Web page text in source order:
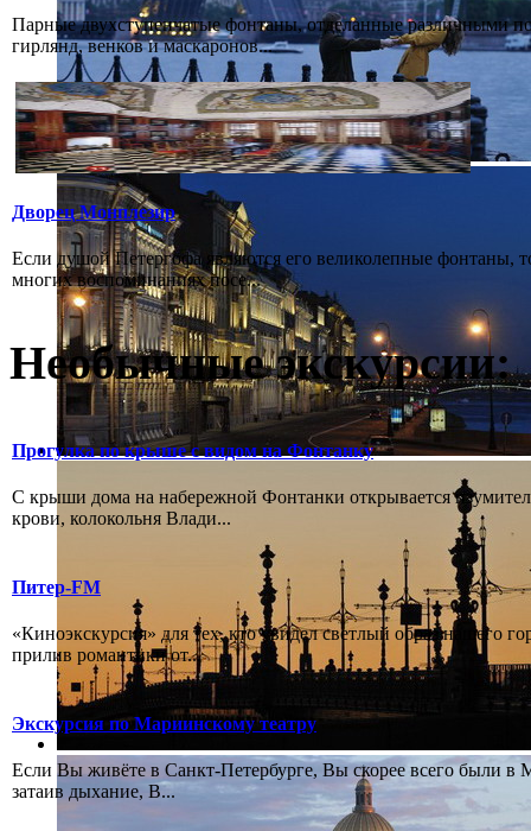
Парные двухступенчатые фонтаны, отделанные различными
гирлянд, венков и маскаронов...
Дворец Монплезир
Если душой Петергофа являются его великолепные фонтаны,
многих воспоминаниях посе...
Необычные экскурсии:
Прогулка по крыше с видом на Фонтанку
С крыши дома на набережной Фонтанки открывается
крови, колокольня Влади...
Питер-FM
«Киноэкскурсия» для тех, кто увидел светлый образ нашего
прилив романтики от...
Экскурсия по Мариинскому театру
Если Вы живёте в Санкт-Петербурге, Вы скорее всего были в
затаив дыхание, В...